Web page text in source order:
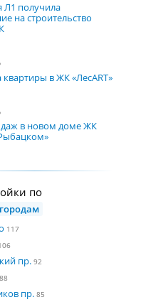
Л1 получила
на строительство
квартиры в ЖК «ЛесART»
в новом доме ЖК
по
городам
117
пр. 92
88
пр. 85